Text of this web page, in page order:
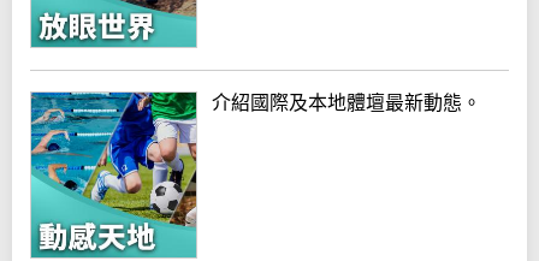
介紹國際及本地體壇最新動態。